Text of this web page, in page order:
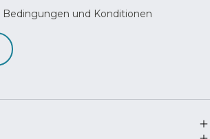
Bedingungen und Konditionen